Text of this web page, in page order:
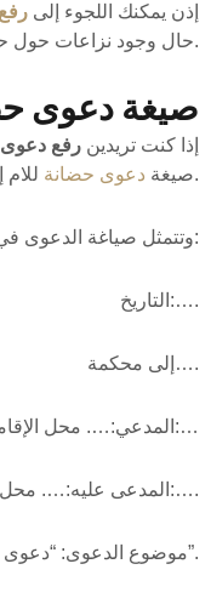
إذن يمكنك اللجوء إلى
حال وجود نزاعات حول حق الحضانة.
صيغة دعوى
إذا كنت تريدين رفع
صيغة دعوى حضانة للام إلى المحكمة المختصة.
وتتمثل صياغة الدعوى في النحو التالي:
التاريخ:….
إلى محكمة….
المدعي:…. محل الإقامة:….. الوظيفة:…. رقم الهوية:…
المدعى عليه:…. محل الإقامة:…. الوظيفة:…. رقم الهوية:….
موضوع الدعوى: “دعوى إثبات حضانة”.